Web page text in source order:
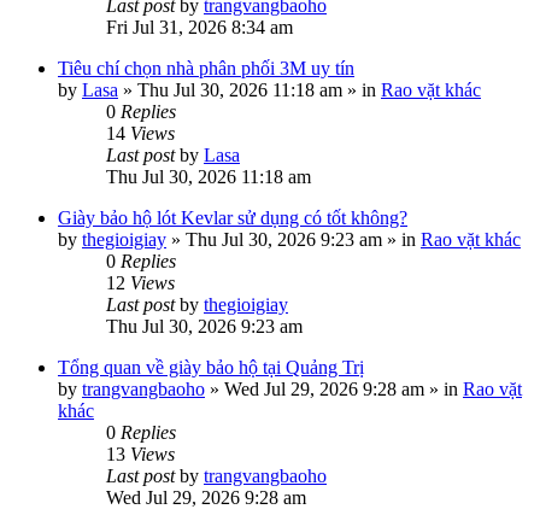
Last postby trangvangbaoho
Fri Jul 31, 2026 8:34 am
Tiêu chí chọn nhà phân phối 3M uy tín
by Lasa » Thu Jul 30, 2026 11:18 am » in Rao vặt khác
0 Replies
14 Views
Last postby Lasa
Thu Jul 30, 2026 11:18 am
Giày bảo hộ lót Kevlar sử dụng có tốt không?
by thegioigiay » Thu Jul 30, 2026 9:23 am » in Rao vặt khác
0 Replies
12 Views
Last postby thegioigiay
Thu Jul 30, 2026 9:23 am
Tổng quan về giày bảo hộ tại Quảng Trị
by trangvangbaoho » Wed Jul 29, 2026 9:28 am » in Rao vặt
khác
0 Replies
13 Views
Last postby trangvangbaoho
Wed Jul 29, 2026 9:28 am